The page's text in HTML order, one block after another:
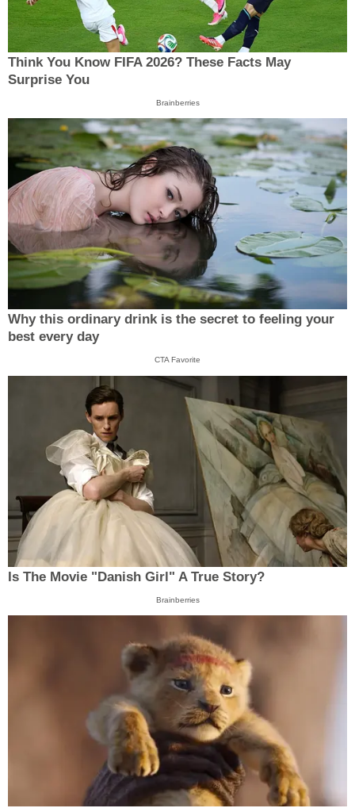
Think You Know FIFA 2026? These Facts May
Surprise You
Brainberries
Why this ordinary drink is the secret to feeling your
best every day
CTA Favorite
Is The Movie "Danish Girl" A True Story?
Brainberries